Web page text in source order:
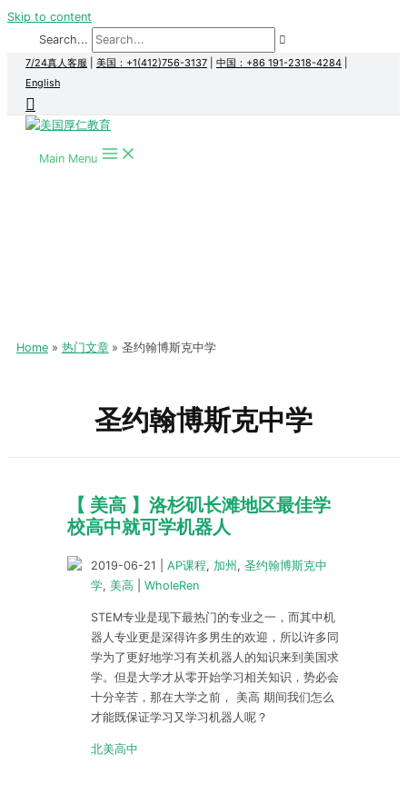
Skip to content
Search...
7/24真人客服 美国：+1(412)756-3137 中国：+86 191-2318-4284
English
Main Menu
Home 热门文章 圣约翰博斯克中学
圣约翰博斯克中学
【 美高 】洛杉矶长滩地区最佳学
校高中就可学机器人
2019-06-21 AP课程, 加州 , 圣约翰博斯克中
学, 美高 WholeRen
STEM专业是现下最热门的专业之一，而其中机
器人专业更是深得许多男生的欢迎，所以许多同
学为了更好地学习有关机器人的知识来到美国求
学。但是大学才从零开始学习相关知识，势必会
十分辛苦，那在大学之前， 美高 期间我们怎么
才能既保证学习又学习机器人呢？
北美高中